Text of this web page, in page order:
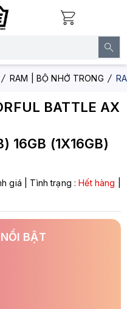
RAM | BỘ NHỚ TRONG
BATTLE AX
16GB (1X16GB)
giá Tình trạng :Hết hàng
BẬT